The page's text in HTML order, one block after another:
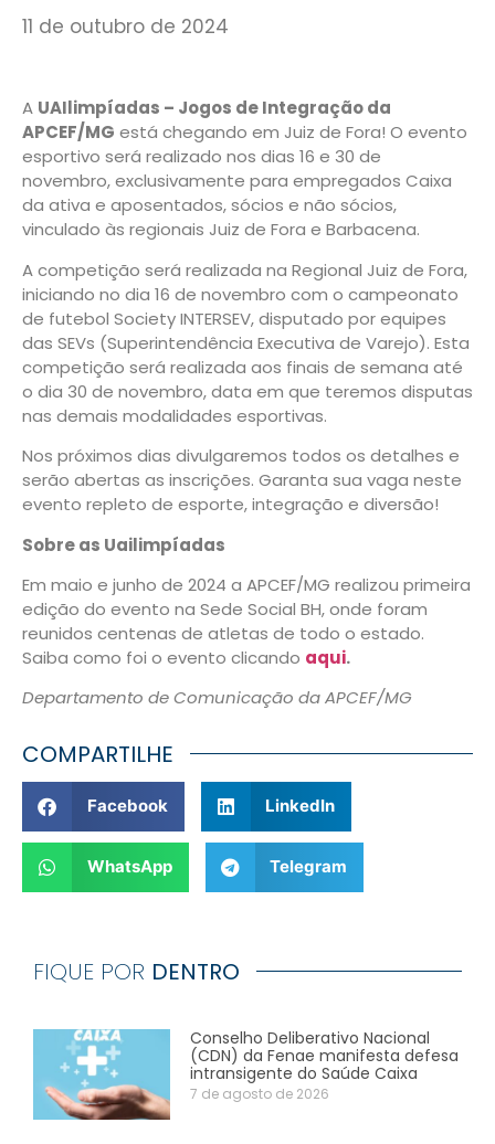
11 de outubro de 2024
A UAIlimpíadas – Jogos de Integração da
APCEF/MG está chegando em Juiz de Fora! O evento
esportivo será realizado nos dias 16 e 30 de
novembro, exclusivamente para empregados Caixa
da ativa e aposentados, sócios e não sócios,
vinculado às regionais Juiz de Fora e Barbacena.
A competição será realizada na Regional Juiz de Fora,
iniciando no dia 16 de novembro com o campeonato
de futebol Society INTERSEV, disputado por equipes
das SEVs (Superintendência Executiva de Varejo). Esta
competição será realizada aos finais de semana até
o dia 30 de novembro, data em que teremos disputas
nas demais modalidades esportivas.
Nos próximos dias divulgaremos todos os detalhes e
serão abertas as inscrições. Garanta sua vaga neste
evento repleto de esporte, integração e diversão!
Sobre as Uailimpíadas
Em maio e junho de 2024 a APCEF/MG realizou primeira
edição do evento na Sede Social BH, onde foram
reunidos centenas de atletas de todo o estado.
Saiba como foi o evento clicando aqui.
Departamento de Comunicação da APCEF/MG
COMPARTILHE
Facebook LinkedIn
WhatsApp Telegram
FIQUE POR DENTRO
Conselho Deliberativo Nacional
(CDN) da Fenae manifesta defesa
intransigente do Saúde Caixa
7 de agosto de 2026